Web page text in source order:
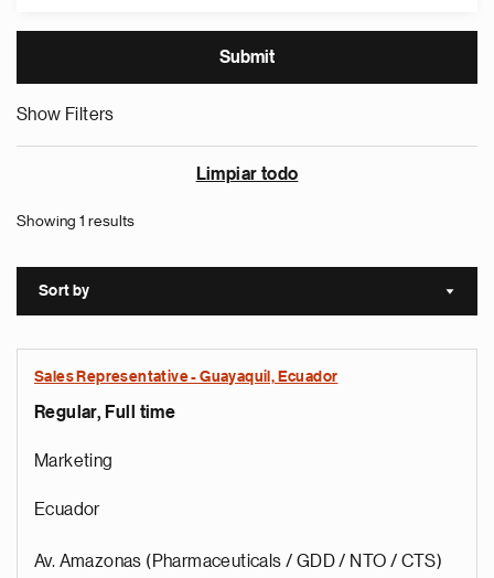
Show Filters
Limpiar todo
Showing 1 results
Sort by Sort
Sales Representative - Guayaquil, Ecuador
Regular, Full time
Marketing
Ecuador
Av. Amazonas (Pharmaceuticals / GDD / NTO / CTS)